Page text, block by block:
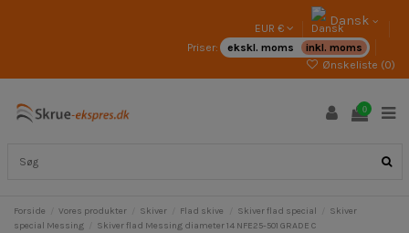
EUR € Dansk
Priser: ekskl. moms
inkl. moms
Ønskeliste (0)
0
Forside Vores produkter Skiver Flad skive Skiver flad special
Skiver
special Messing
Skiver flad Messing diameter 14 NFE25-501 GRADE C